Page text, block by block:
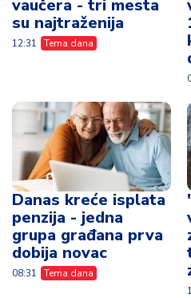
vaučera - tri mesta
su najtraženija
12:31 Tema dana
Danas kreće isplata
penzija - jedna
grupa građana prva
dobija novac
08:31 Tema dana